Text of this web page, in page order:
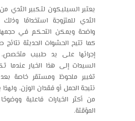
يعتبر السيليكون لتكبير الثدي
الثدي للمتزوجة استخدامًا وذلك
واضحة ويمكن التحكم في
كما تتيح الحشوات الحديثة نتائج
إجرائها على يد طبيب
السيدات إلى هذا الخيار
تغيير ملحوظ ومستقر خاصة
نتيجة الحمل أو فقدان الوزن، ولهذا
من أكثر الخيارات فاعلية
المؤقتة.